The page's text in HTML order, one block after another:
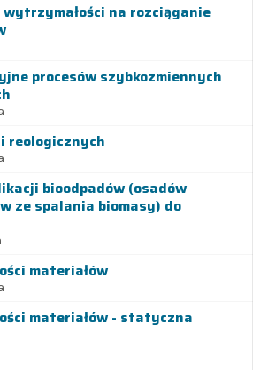
na rozciąganie
procesów szybkozmiennych
reologicznych
bioodpadów (osadów
ze spalania biomasy) do
materiałów
materiałów - statyczna